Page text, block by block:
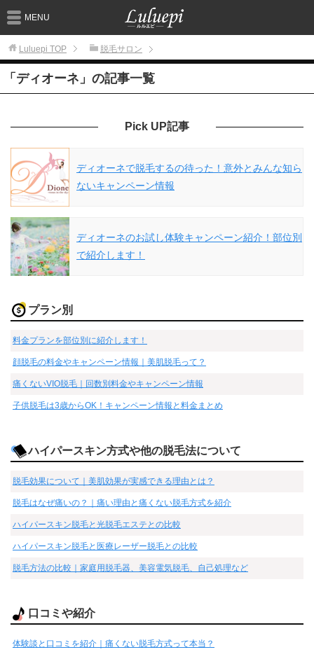
MENU
Luluepi TOP 脱毛サロン
「ディオーネ」の記事一覧
Pick UP記事
ディオーネで脱毛するの待った！意外とみんな知ら
ないキャンペーン情報
ディオーネのお試し体験キャンペーン紹介！部位別
で紹介します！
プラン別
料金プランを部位別に紹介します！
顔脱毛の料金やキャンペーン情報｜美肌脱毛って？
痛くないVIO脱毛｜回数別料金やキャンペーン情報
子供脱毛は3歳からOK！キャンペーン情報と料金まとめ
ハイパースキン方式や他の脱毛法について
脱毛効果について｜美肌効果が実感できる理由とは？
脱毛はなぜ痛いの？｜痛い理由と痛くない脱毛方式を紹介
ハイパースキン脱毛と光脱毛エステとの比較
ハイパースキン脱毛と医療レーザー脱毛との比較
脱毛方法の比較｜家庭用脱毛器、美容電気脱毛、自己処理など
口コミや紹介
体験談と口コミを紹介｜痛くない脱毛方式って本当？